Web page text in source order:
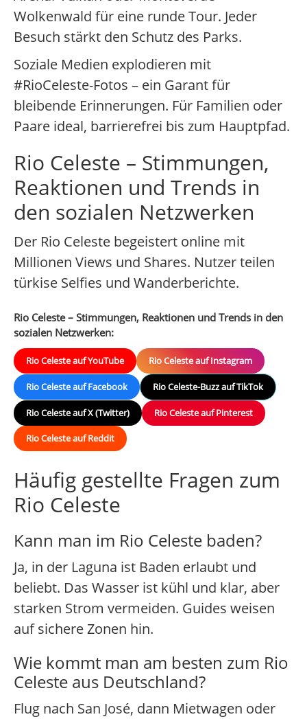
Wolkenwald für eine runde Tour. Jeder
Besuch stärkt den Schutz des Parks.
Soziale Medien explodieren mit
#RioCeleste-Fotos – ein Garant für
bleibende Erinnerungen. Für Familien oder
Paare ideal, barrierefrei bis zum Hauptpfad.
Rio Celeste – Stimmungen,
Reaktionen und Trends in
den sozialen Netzwerken
Der Rio Celeste begeistert online mit
Millionen Views und Shares. Nutzer teilen
türkise Selfies und Wanderberichte.
Rio Celeste – Stimmungen, Reaktionen und Trends in den
sozialen Netzwerken:
Rio Celeste auf YouTube Rio Celeste auf Instagram
Rio Celeste auf Facebook Rio Celeste-Buzz auf TikTok
Rio Celeste auf X (Twitter) Rio Celeste auf Pinterest
Rio Celeste auf Reddit
Häufig gestellte Fragen zum
Rio Celeste
Kann man im Rio Celeste baden?
Ja, in der Laguna ist Baden erlaubt und
beliebt. Das Wasser ist kühl und klar, aber
starken Strom vermeiden. Guides weisen
auf sichere Zonen hin.
Wie kommt man am besten zum Rio
Celeste aus Deutschland?
Flug nach San José, dann Mietwagen oder